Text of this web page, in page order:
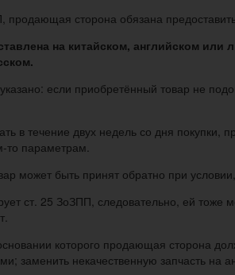
продающая сторона обязана
на китайском, английском
если приобретённый товар не
в течение двух недель со дня покупки,
то параметрам.
может быть принят обратно при
ст. 25 ЗоЗПП, следовательно, ей тоже
которого продающая сторона
заменить некачественную запчасть на